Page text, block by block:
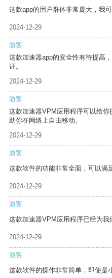
这款app的用户群体非常庞大，我
2024-12-29
游客
这款加速器app的安全性有待提高
证。
2024-12-29
游客
这款加速器VPM应用程序可以给
助你在网络上自由移动。
2024-12-29
游客
这款软件的功能非常全面，可以满
2024-12-29
游客
这款加速器VPM应用程序已经为我
2024-12-29
游客
这款软件的操作非常简单，即使是